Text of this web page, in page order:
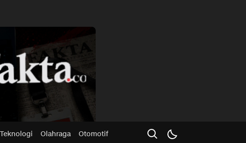
Teknologi Olahraga Otomotif